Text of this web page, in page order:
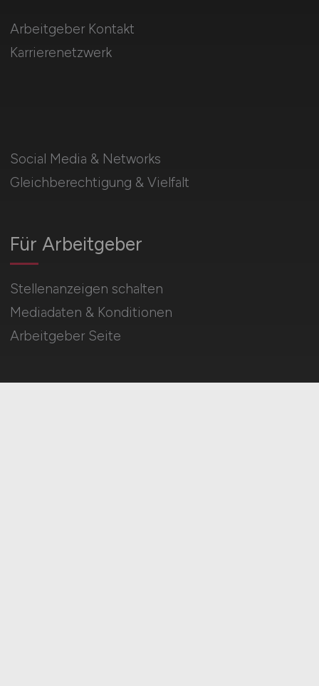
Social Media & Networks
Gleichberechtigung & Vielfalt
Für Arbeitgeber
Stellenanzeigen schalten
Mediadaten & Konditionen
Arbeitgeber Seite
Arbeitgeber Kontakt
Karrierenetzwerk